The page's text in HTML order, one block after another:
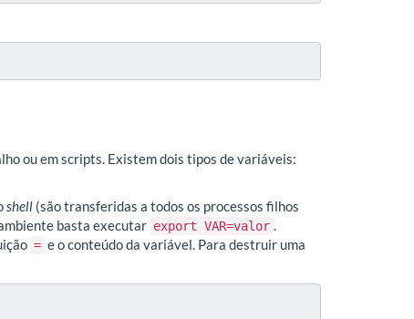
ou em scripts. Existem dois tipos de variáveis:
shell (são transferidas a todos os processos filhos
basta executar export VAR=valor .
= e o conteúdo da variável. Para destruir uma